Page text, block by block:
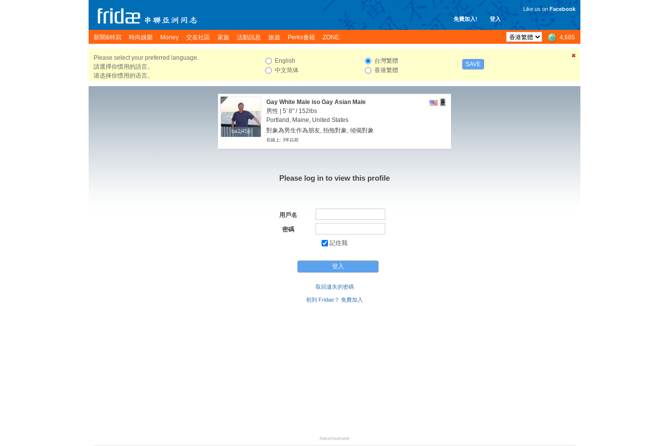
免費加入! 登入
Like us on Facebook
新聞&特寫 時尚娛樂 Money 交友社區 家族 活動訊息 旅遊 Perks會籍 ZONE: 4,685
Please select your preferred language.
請選擇你慣用的語言。
请选择你惯用的语言。
English
中文简体
台灣繁體
香港繁體
SAVE
ba1j45p
ba1j45p
Gay White Male iso Gay Asian Male
男性 | 5' 8" / 152lbs
Portland, Maine, United States
對象為男生作為朋友, 拍拖對象, 傾偈對象
在線上: 3年以前
Please log in to view this profile
用戶名
密碼
記住我
取回遺失的密碼
初到 Fridae？ 免費加入
Advertisement